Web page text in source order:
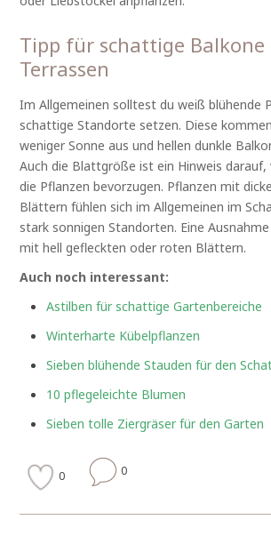
Tipp für schattige Balkone
Terrassen
Im Allgemeinen solltest du weiß blühende
schattige Standorte setzen. Diese
weniger Sonne aus und hellen dunkle
Auch die Blattgröße ist ein Hinweis
die Pflanzen bevorzugen. Pflanzen mit
Blättern fühlen sich im Allgemeinen im
stark sonnigen Standorten. Eine
mit hell gefleckten oder roten Blättern.
Auch noch interessant:
Astilben für schattige Gartenbereiche
Winterharte Kübelpflanzen
Sieben blühende Stauden für den
10 pflegeleichte Blumen
Sieben tolle Ziergräser für den Garten
0 0